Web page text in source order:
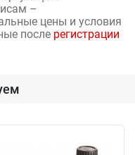
–
цены и условия
после регистрации